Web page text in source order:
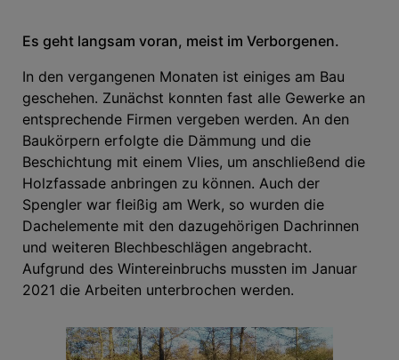
Es geht langsam voran, meist im Verborgenen.
In den vergangenen Monaten ist einiges am Bau
geschehen. Zunächst konnten fast alle Gewerke an
entsprechende Firmen vergeben werden. An den
Baukörpern erfolgte die Dämmung und die
Beschichtung mit einem Vlies, um anschließend die
Holzfassade anbringen zu können. Auch der
Spengler war fleißig am Werk, so wurden die
Dachelemente mit den dazugehörigen Dachrinnen
und weiteren Blechbeschlägen angebracht.
Aufgrund des Wintereinbruchs mussten im Januar
2021 die Arbeiten unterbrochen werden.